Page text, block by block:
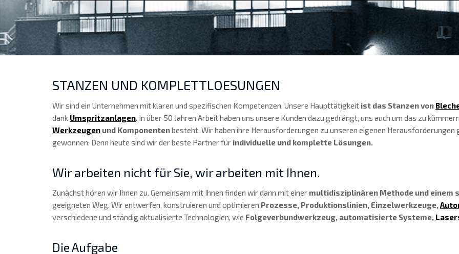
STANZEN UND KOMPLETTLOESUNGEN
Wir sind ein Unternehmen mit klaren und spezifischen Kompetenzen. Unsere Haupttätigkeit ist das Stanzen von
dank Umspritzanlagen. In über 50 Jahren Arbeit haben uns unsere Kunden dazu gedrängt, uns auch um das zu
Werkzeugen und Komponentenbesteht. Wir haben ihre Herausforderungen zu unseren eigenen
gewonnen: Denn heute sind wir der beste Partner für individuelle und komplette Lösungen.
Wir arbeiten nicht für Sie, wir arbeiten mit Ihnen.
Zunächst hören wir Ihnen zu. Gemeinsam mit Ihnen finden wir dann mit einer multidisziplinären Methode und einem
geeigneten Weg. Wir entwerfen, konstruieren und optimieren Prozesse, Produktionslinien, Einzelwerkzeuge,
verschiedene und ständig aktualisierte Technologien, wie Folgeverbundwerkzeug, automatisierte Systeme,
Die Aufgabe